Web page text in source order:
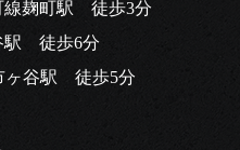
線麹町駅 徒歩3分
駅 徒歩6分
ヶ谷駅 徒歩5分